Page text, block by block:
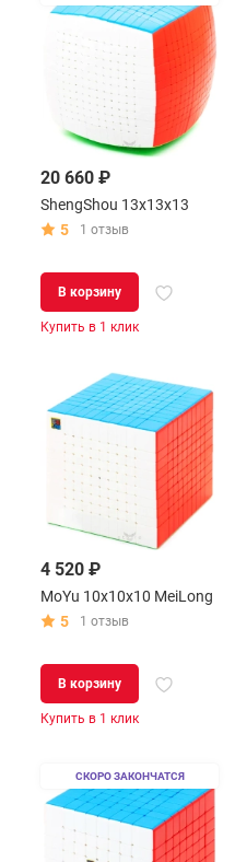
20 660 ₽
ShengShou 13x13x13
5
1 отзыв
В корзину
Купить в 1 клик
4 520 ₽
MoYu 10x10x10 MeiLong
5
1 отзыв
В корзину
Купить в 1 клик
СКОРО ЗАКОНЧАТСЯ